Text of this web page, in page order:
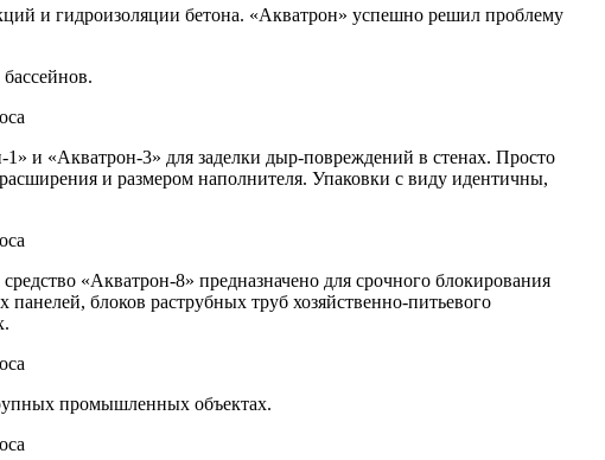
и гидроизоляции бетона. «Акватрон» успешно решил проблему
и «Акватрон-3» для заделки дыр-повреждений в стенах. Просто
и размером наполнителя. Упаковки с виду идентичны,
«Акватрон-8» предназначено для срочного блокирования
блоков раструбных труб хозяйственно-питьевого
промышленных объектах.